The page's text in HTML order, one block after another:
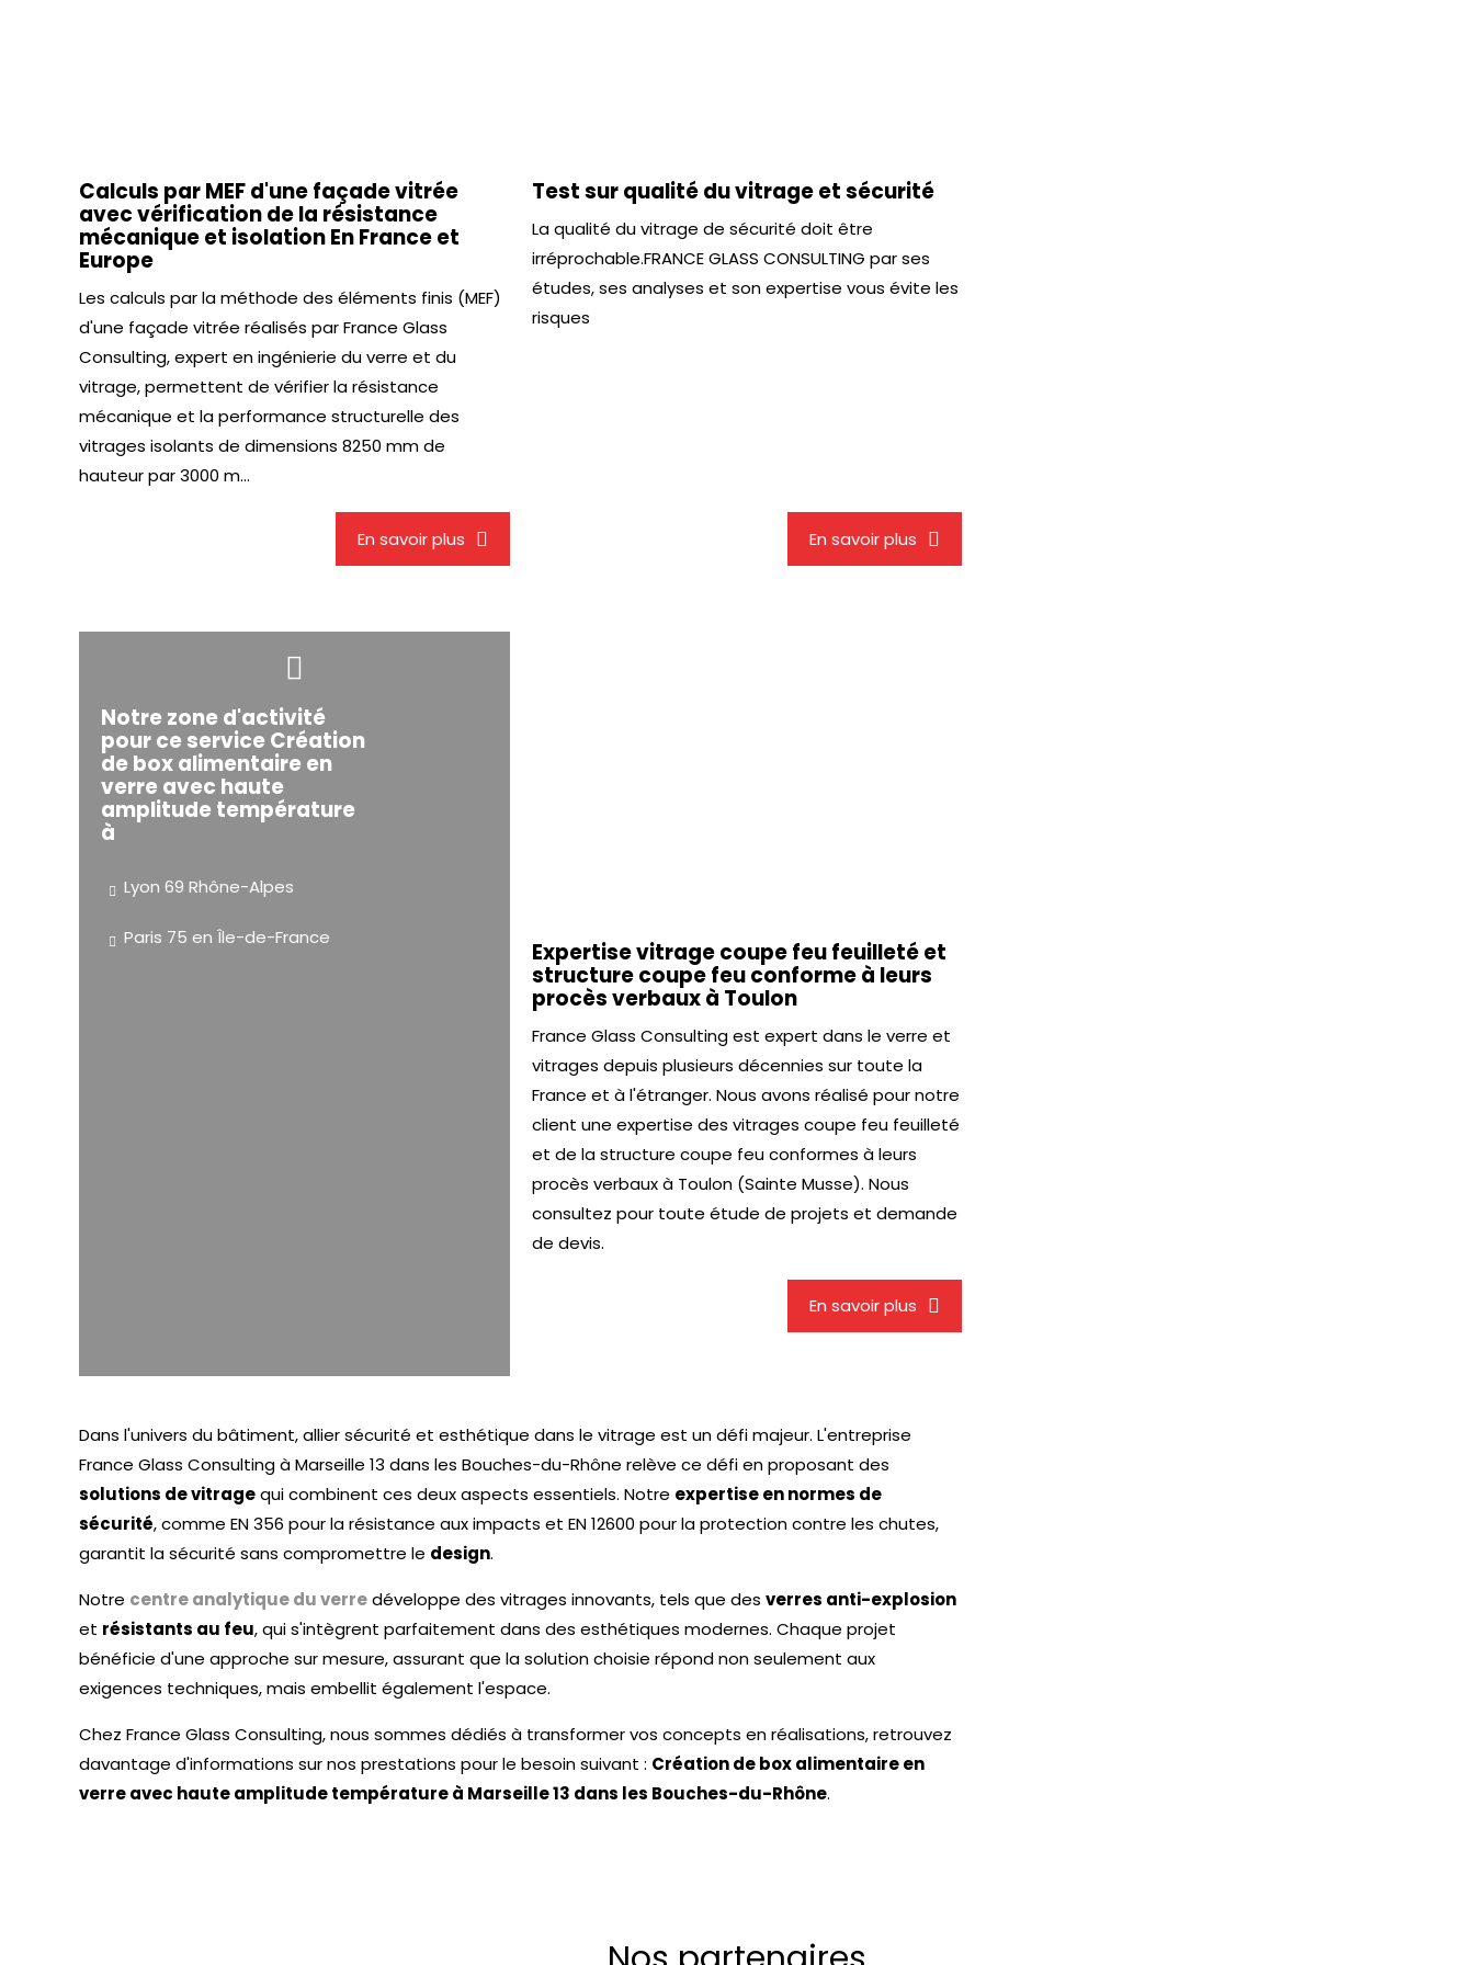
Calculs par MEF d'une façade vitrée
avec vérification de la résistance
mécanique et isolation En France et
Europe
Les calculs par la méthode des éléments finis (MEF)
d'une façade vitrée réalisés par France Glass
Consulting, expert en ingénierie du verre et du
vitrage, permettent de vérifier la résistance
mécanique et la performance structurelle des
vitrages isolants de dimensions 8250 mm de
hauteur par 3000 m...
En savoir plus
Test sur qualité du vitrage et sécurité
La qualité du vitrage de sécurité doit être
irréprochable.FRANCE GLASS CONSULTING par ses
études, ses analyses et son expertise vous évite les
risques
En savoir plus
Notre zone d'activité
pour ce service Création
de box alimentaire en
verre avec haute
amplitude température
à
Lyon 69 Rhône-Alpes
Paris 75 en Île-de-France
Expertise vitrage coupe feu feuilleté et
structure coupe feu conforme à leurs
procès verbaux à Toulon
France Glass Consulting est expert dans le verre et
vitrages depuis plusieurs décennies sur toute la
France et à l'étranger. Nous avons réalisé pour notre
client une expertise des vitrages coupe feu feuilleté
et de la structure coupe feu conformes à leurs
procès verbaux à Toulon (Sainte Musse). Nous
consultez pour toute étude de projets et demande
de devis.
En savoir plus
Dans l'univers du bâtiment, allier sécurité et esthétique dans le vitrage est un défi majeur. L'entreprise
France Glass Consulting à Marseille 13 dans les Bouches-du-Rhône relève ce défi en proposant des
solutions de vitragequi combinent ces deux aspects essentiels. Notre expertise en normes de
sécurité, comme EN 356 pour la résistance aux impacts et EN 12600 pour la protection contre les chutes,
garantit la sécurité sans compromettre le design.
Notre centre analytique du verredéveloppe des vitrages innovants, tels que des verres anti-explosion
et résistants au feu, qui s'intègrent parfaitement dans des esthétiques modernes. Chaque projet
bénéficie d'une approche sur mesure, assurant que la solution choisie répond non seulement aux
exigences techniques, mais embellit également l'espace.
Chez France Glass Consulting, nous sommes dédiés à transformer vos concepts en réalisations, retrouvez
davantage d'informations sur nos prestations pour le besoin suivant : Création de box alimentaire en
verre avec haute amplitude température à Marseille 13 dans les Bouches-du-Rhône.